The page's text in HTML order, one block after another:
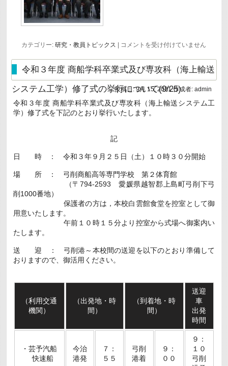
カテゴリー: 研究・教員トピックス
名
教
授
称
号
授
式
を
し
は
コメントを受け付けていません
令和３年度 商船学科卒業式及び専攻科（海上輸送
システム工学）修了式の挙行について(9/25)
投稿日: 9月 15, 2021 作成者: admin
令和３年度 商船学科卒業式及び専攻科（海上輸送システム工
学）修了式を下記のとおり挙行いたします。
記
日 時 ： 令和３年９月２５日（土）１０時３０分開始
場 所 ： 弓削商船高等専門学校 第２体育館
（〒794-2593 愛媛県越智郡上島町弓削下弓
削1000番地）
保護者の方は，本校白雲館食堂を控室として御
用意いたします。
午前１０時１５分より控室から式場へ御案内い
たします。
送 迎 ： 弓削港～本校間の送迎を以下のとおり準備して
おりますので、御活用ください。
（利用交通
機関）
（出発地・時
間）
（到着地・時
間）
送迎
車
出発
時間
・芸予汽船
快速船
今治
港発
７：
５５
弓削
港着
９：
００
９：
１０
弓削